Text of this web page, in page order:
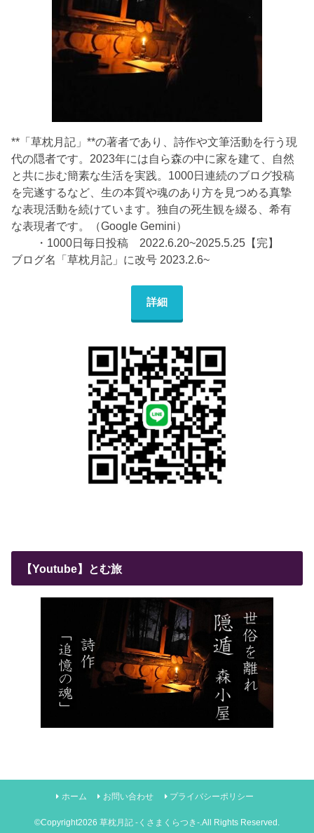
**「草枕月記」**の著者であり、詩作や文筆活動を行う現
代の隠者です。2023年には自ら森の中に家を建て、自然
と共に歩む簡素な生活を実践。1000日連続のブログ投稿
を完遂するなど、生の本質や魂のあり方を見つめる真摯
な表現活動を続けています。独自の死生観を綴る、希有
な表現者です。（Google Gemini）
・1000日毎日投稿 2022.6.20~2025.5.25【完】
ブログ名「草枕月記」に改号 2023.2.6~
詳細
【Youtube】とむ旅
ホーム お問い合わせ プライバシーポリシー
©Copyright2026 草枕月記 -くさまくらつき- .All Rights Reserved.